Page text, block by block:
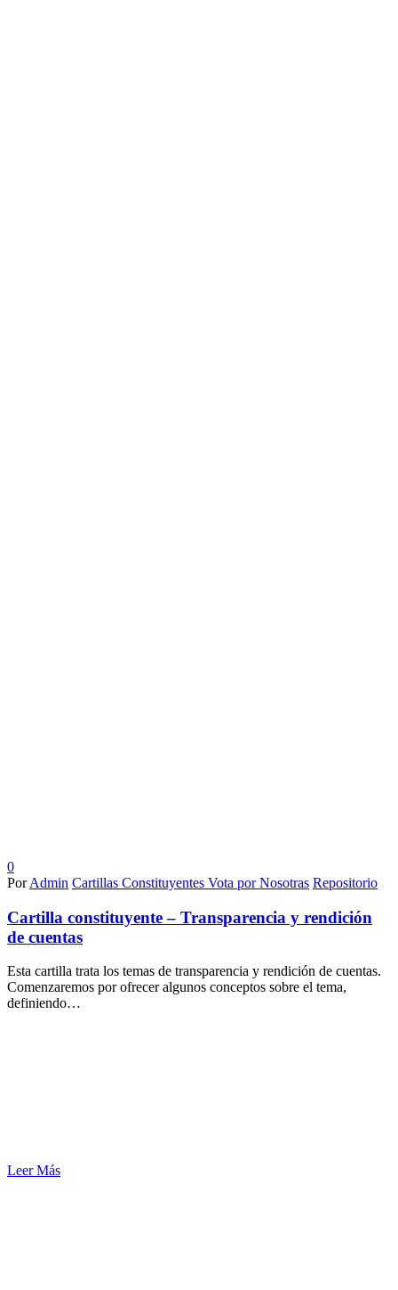
0
PorAdmin Cartillas Constituyentes Vota por Nosotras Repositorio
Cartilla constituyente – Transparencia y rendición
de cuentas
Esta cartilla trata los temas de transparencia y rendición de cuentas.
Comenzaremos por ofrecer algunos conceptos sobre el tema,
definiendo…
Leer Más